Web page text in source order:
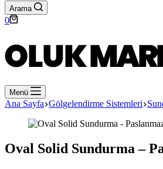
Arama
Shopping
0
Menü
Ana Sayfa Gölgelendirme Sistemleri
Oval Solid Sundurma –